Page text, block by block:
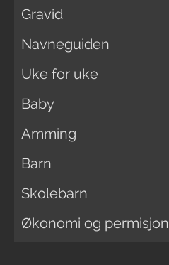
Gravid
Navneguiden
Uke for uke
Baby
Amming
Barn
Skolebarn
Økonomi og permisjon